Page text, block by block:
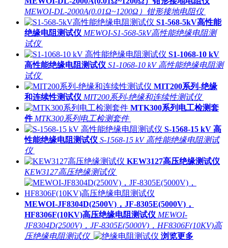
MEWOI-DL-2000A(0.01Ω~1200Ω）钳形接地电阻仪
S1-568-5kV高性能
绝缘电阻测试仪 MEWOI-S1-568-5kV高性能绝缘电阻测
试仪
S1-1068-10 kV
高性能绝缘电阻测试仪 S1-1068-10 kV 高性能绝缘电阻测
试仪
MIT200系列-绝缘
和连续性测试仪 MIT200系列-绝缘和连续性测试仪
MTK300系列电工检测套
件 MTK300系列电工检测套件
S-1568-15 kV 高
性能绝缘电阻测试仪 S-1568-15 kV 高性能绝缘电阻测试
仪
KEW3127高压绝缘测试仪
KEW3127高压绝缘测试仪
MEWOI-JF8304D(2500V)，JF-8305E(5000V)，
HF8306F(10KV)高压绝缘电阻测试仪 MEWOI-
JF8304D(2500V)，JF-8305E(5000V)，HF8306F(10KV)高
压绝缘电阻测试仪
浏览更多